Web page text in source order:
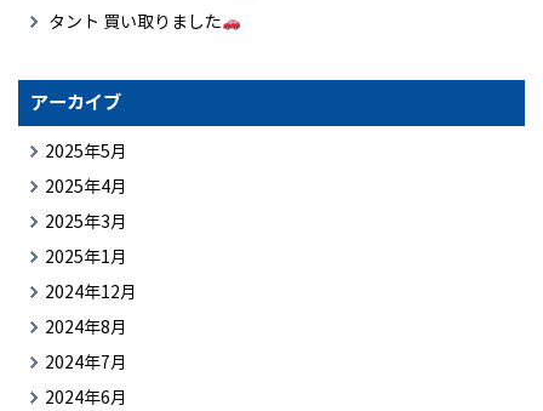
タント 買い取りました
アーカイブ
2025年5月
2025年4月
2025年3月
2025年1月
2024年12月
2024年8月
2024年7月
2024年6月